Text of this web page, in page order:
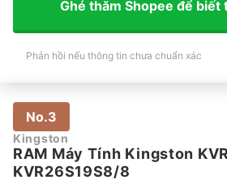
Ghé thăm Shopee để biết
Phản hồi nếu thông tin chưa chuẩn xác
No.3
Kingston
RAM Máy Tính Kingston
KVR26S19S8/8